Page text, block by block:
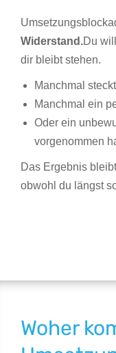
Widerstand.Du
dir bleibt stehen.
Manchmal
Manchmal ein
Oder ein
vorgenommen
Das Ergebnis
obwohl du längst
Woher